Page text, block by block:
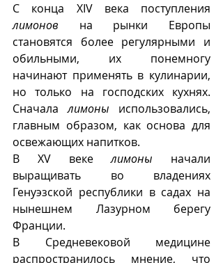
лимонов на рынки Европы
становятся более регулярными и
обильными, их понемногу
начинают применять в кулинарии,
но только на господских кухнях.
Сначала лимоны использовались,
главным образом, как основа для
освежающих напитков.
В XV веке лимоны начали
выращивать во владениях
Генуэзской республики в садах на
нынешнем Лазурном берегу
Франции.
В Средневековой медицине